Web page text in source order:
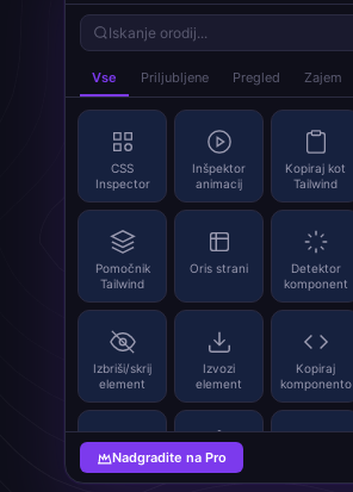
Iskanje orodij...
Vse Priljubljene Pregled Zajem
CSS
Inspector
Inšpektor
animacij
Kopiraj kot
Tailwind
Pomočnik
Tailwind
Oris strani
Detektor
komponent
Izbriši/skrij
element
Izvozi
element
Kopiraj
komponento
Izvleči slike SVG Grabber
slik
Nadgradite na Pro